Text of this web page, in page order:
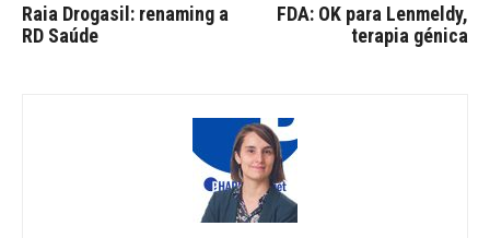
Raia Drogasil: renaming a
RD Saúde
FDA: OK para Lenmeldy,
terapia génica